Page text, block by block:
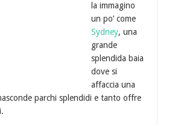
la immagino
un po’ come
Sydney, una
grande
splendida baia
dove si
affaccia una
parchi splendidi e tanto offre